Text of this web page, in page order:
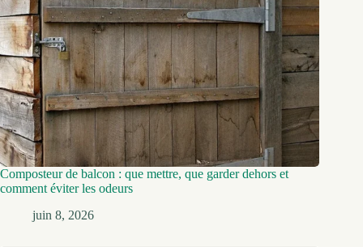
Composteur de balcon : que mettre, que garder dehors et
comment éviter les odeurs
juin 8, 2026